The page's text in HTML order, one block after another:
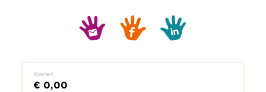
Kosten
€ 0,00